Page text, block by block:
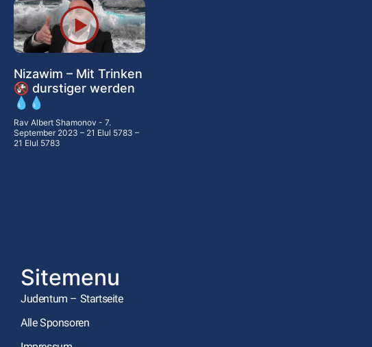
Nizawim – Mit Trinken
🚱 durstiger werden
💧💧
Rav Albert Shamonov
7.
September 2023 – 21 Elul 5783 –
21 Elul 5783
Sitemenu
Judentum – Startseite
Alle Sponsoren